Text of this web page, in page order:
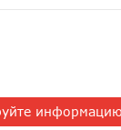
информацию